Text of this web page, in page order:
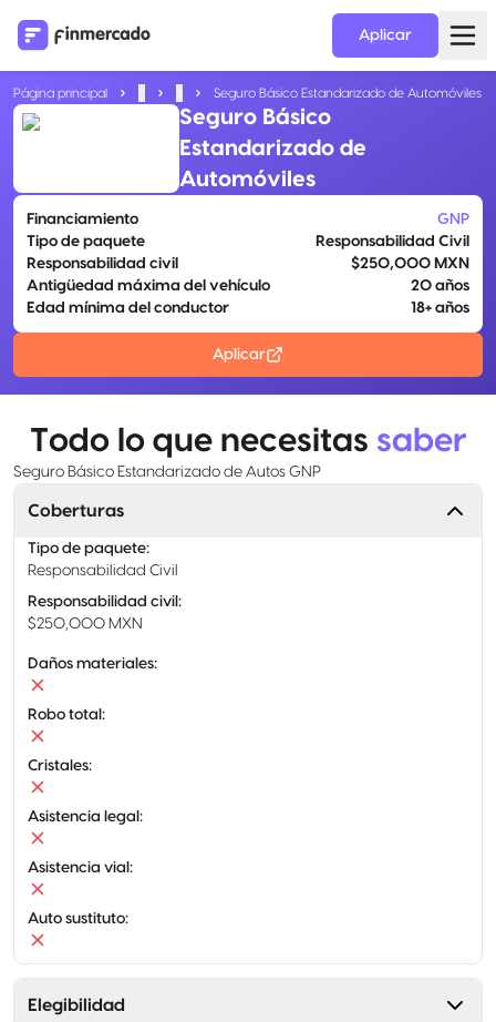
Aplicar
Página principal Seguro Básico Estandarizado de Automóviles
Seguro Básico
Estandarizado de
Automóviles
Financiamiento
GNP
Tipo de paquete
Responsabilidad Civil
Responsabilidad civil
$250,000 MXN
Antigüedad máxima del vehículo
20 años
Edad mínima del conductor
18+ años
Aplicar
Todo lo que necesitas saber
Seguro Básico Estandarizado de Autos GNP
Coberturas
Tipo de paquete:
Responsabilidad Civil
Responsabilidad civil :
$250,000 MXN
Daños materiales:
Robo total :
Cristales:
Asistencia legal :
Asistencia vial :
Auto sustituto:
Elegibilidad